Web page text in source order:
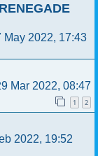
May 2022, 17:43
Mar 2022, 08:47
1 2
2022, 19:52